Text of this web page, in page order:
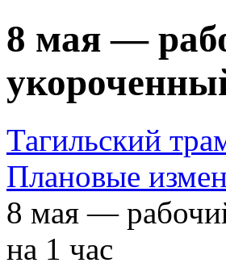
8 мая —
Тагильский
Плановые
8 мая —
на 1 час